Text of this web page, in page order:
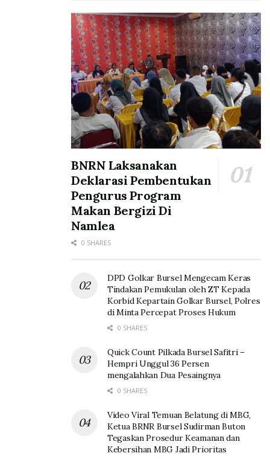
BNRN Laksanakan
Deklarasi Pembentukan
Pengurus Program
Makan Bergizi Di
Namlea
0 SHARES
DPD Golkar Bursel Mengecam Keras
Tindakan Pemukulan oleh ZT Kepada
Korbid Kepartain Golkar Bursel, Polres
di Minta Percepat Proses Hukum
0 SHARES
Quick Count Pilkada Bursel Safitri –
Hempri Unggul 36 Persen
mengalahkan Dua Pesaingnya
0 SHARES
Video Viral Temuan Belatung di MBG,
Ketua BRNR Bursel Sudirman Buton
Tegaskan Prosedur Keamanan dan
Kebersihan MBG Jadi Prioritas